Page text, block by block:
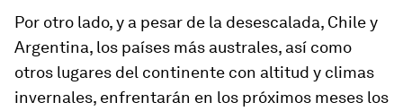
Por otro lado, y a pesar de la desescalada, Chile y
Argentina, los países más australes, así como
otros lugares del continente con altitud y climas
invernales, enfrentarán en los próximos meses los